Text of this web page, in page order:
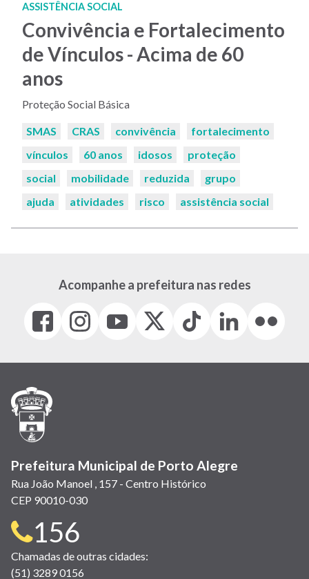
ASSISTÊNCIA SOCIAL
Convivência e Fortalecimento
de Vínculos - Acima de 60
anos
Proteção Social Básica
Palavras-
SMAS CRAS convivência
fortalecimento
vínculos
60 anos idosos
proteção
social
mobilidade reduzida
grupo
ajuda
atividades risco assistência social
Acompanhe a prefeitura nas redes
Facebook
(link
em
janela)
Instagram
(link
em
(link
em
(Antigo
(link
Tiktok
(link
em
LinkedIn
(link
em
(link
em
Prefeitura Municipal de Porto Alegre
Rua João Manoel , 157 - Centro Histórico
CEP 90010-030
Telefone
para
156
Chamadas de outras cidades:
(51) 3289 0156